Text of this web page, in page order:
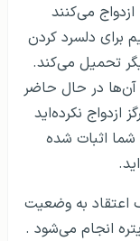
ازدواج می‌کنند
برای دلسرد کردن
تحمیل می‌کند.
آن‌ها در حال حاضر
ازدواج نکرده‌اید
اثبات شده
اعتقاد به وضعیت
انجام می‌شود .